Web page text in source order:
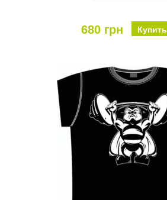
680 грн Купить